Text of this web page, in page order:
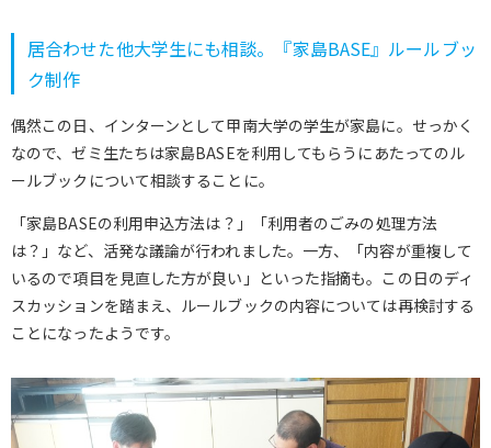
居合わせた他大学生にも相談。『家島BASE』ルールブッ
ク制作
偶然この日、インターンとして甲南大学の学生が家島に。せっかく
なので、ゼミ生たちは家島BASEを利用してもらうにあたってのル
ールブックについて相談することに。
「家島BASEの利用申込方法は？」「利用者のごみの処理方法
は？」など、活発な議論が行われました。一方、「内容が重複して
いるので項目を見直した方が良い」といった指摘も。この日のディ
スカッションを踏まえ、ルールブックの内容については再検討する
ことになったようです。